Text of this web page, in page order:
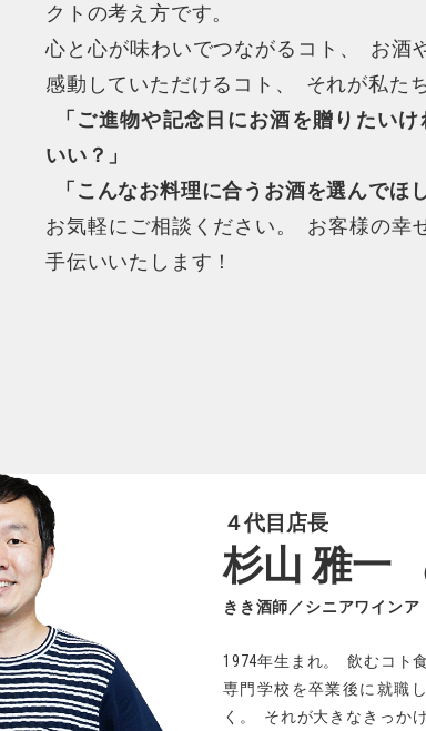
クトの考え方です。
心と心が味わいでつながるコト 、
お酒
感動していただけるコト 、 それが私た
「 ご進物や記念日にお酒を贈りたいけ
いい？ 」
「 こんなお料理に合うお酒を選んでほ
お気軽にご相談ください。
お客様の幸
手伝いいたします！
４代目店長
杉山 雅一
きき酒師／シニアワインア
1974年生まれ。 飲むコト
専門学校を卒業後に就職
く 。 それが大きなきっか